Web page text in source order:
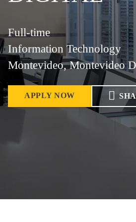
Full-time
Information Technology
Montevideo, Montevideo
APPLY NOW